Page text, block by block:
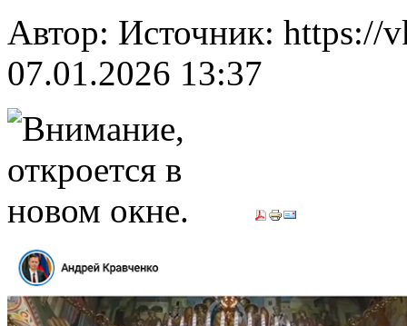
Автор: Источник: https://
07.01.2026 13:37